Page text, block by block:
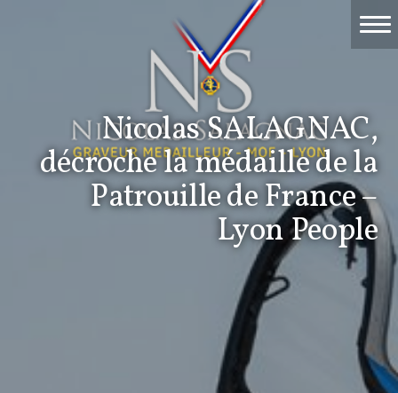
Nicolas SALAGNAC,
décroche la médaille de la
Patrouille de France –
Lyon People
Événements
Nicolas Salagnac